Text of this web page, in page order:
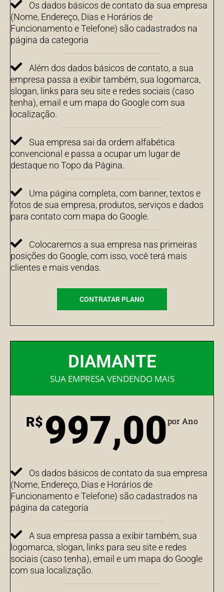
Os dados básicos de contato da sua empresa
(Nome, Endereço, Dias e Horários de
Funcionamento e Telefone) são cadastrados na
página da categoria
Além dos dados básicos de contato, a sua
empresa passa a exibir também, sua logomarca,
slogan, links para seu site e redes sociais (caso
tenha), email e um mapa do Google com sua
localização.
Sua empresa sai da ordem alfabética
convencional e passa a ocupar um lugar de
destaque no Topo da Página.
Uma página completa, com banner, textos e
fotos de sua empresa, produtos, serviços e dados
para contato com mapa do Google.
Colocaremos a sua empresa nas primeiras
posições do Google, com isso, você terá mais
clientes e mais vendas.
CONTRATAR PLANO
DIAMANTE
SUA EMPRESA VENDENDO MAIS
R$ 997,00por Ano
Os dados básicos de contato da sua empresa
(Nome, Endereço, Dias e Horários de
Funcionamento e Telefone) são cadastrados na
página da categoria
A sua empresa passa a exibir também, sua
logomarca, slogan, links para seu site e redes
sociais (caso tenha), email e um mapa do Google
com sua localização.